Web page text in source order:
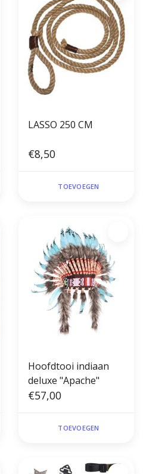
LASSO 250 CM
€8,50
TOEVOEGEN
Hoofdtooi indiaan
deluxe "Apache"
€57,00
TOEVOEGEN